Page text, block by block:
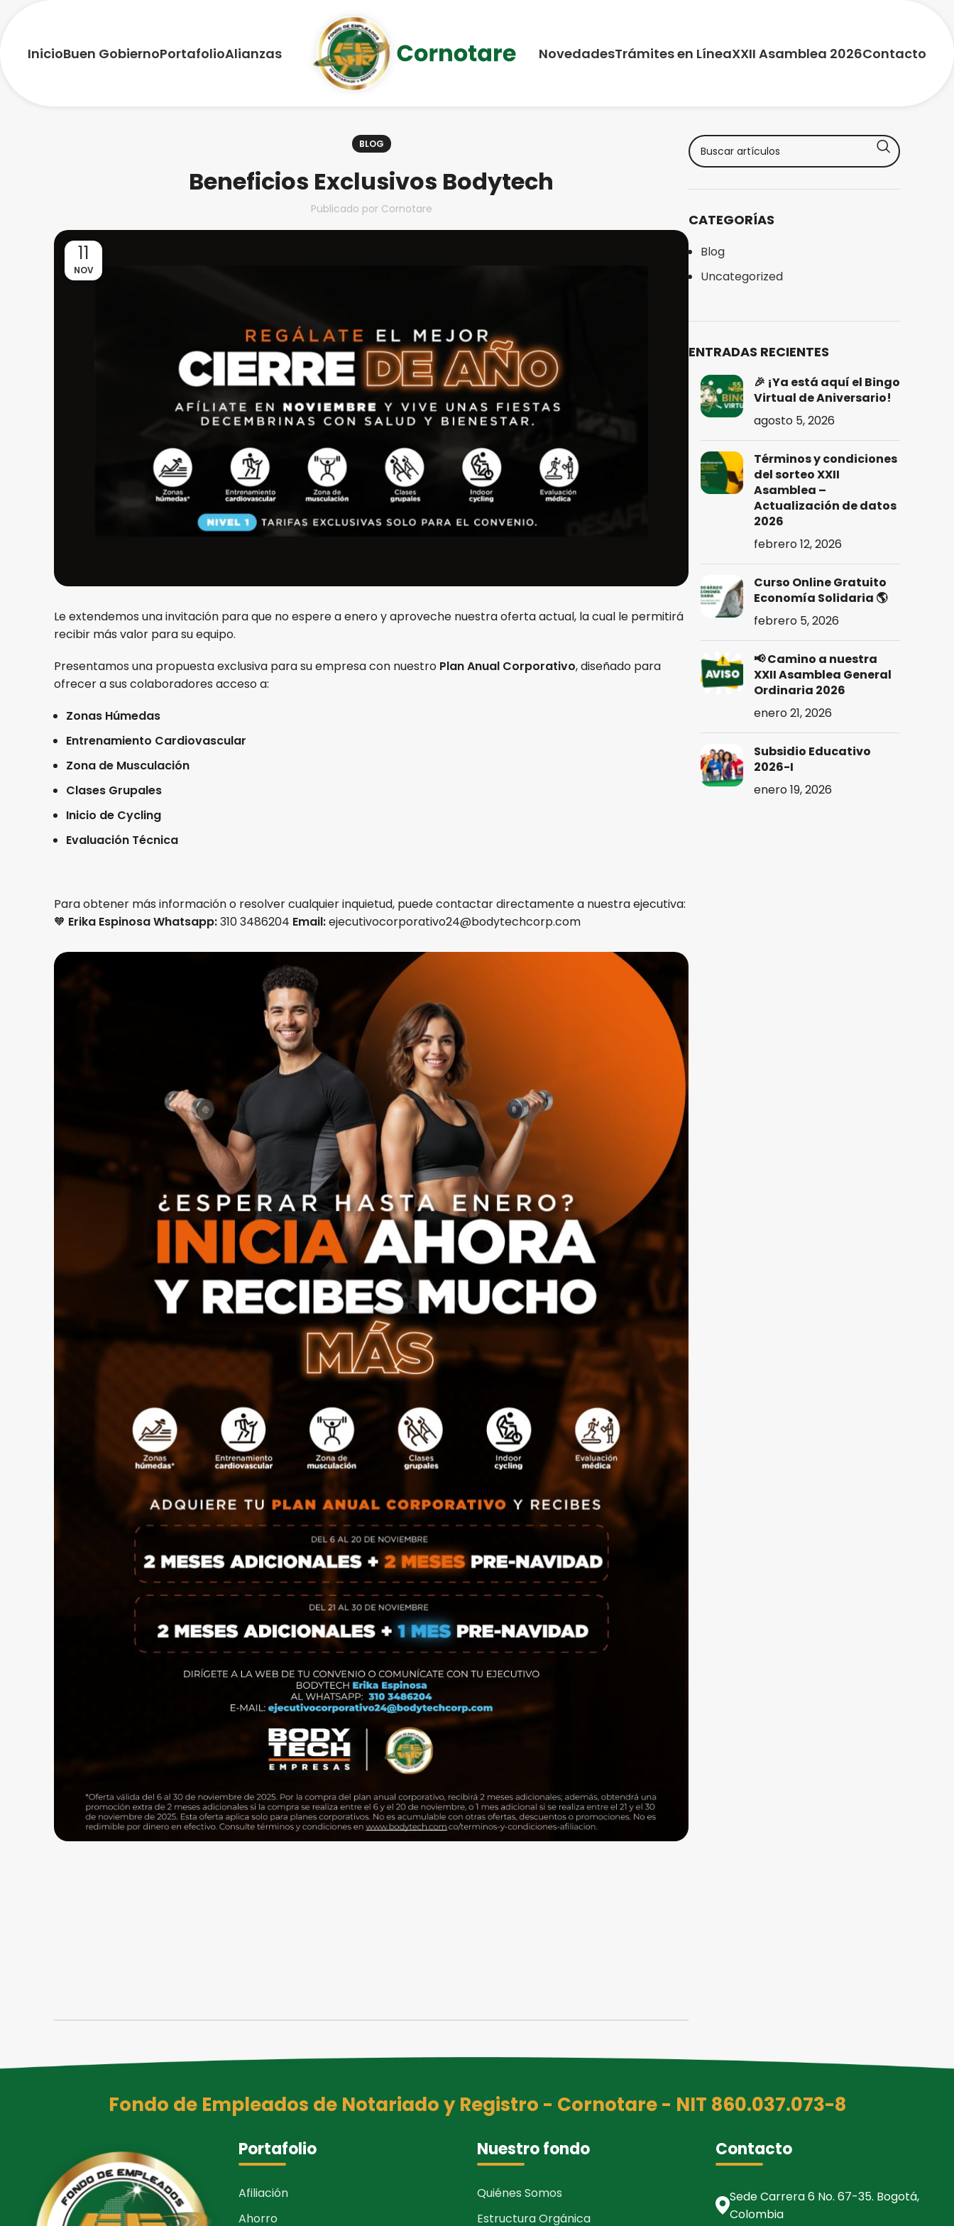
InicioBuen GobiernoPortafolioAlianzas NovedadesTrámites en LíneaXXII Asamblea 2026Contacto
BLOG
Beneficios Exclusivos Bodytech
Publicado por Cornotare
11
NOV
Le extendemos una invitación para que no espere a enero y aproveche nuestra oferta actual, la cual le permitirá
recibir más valor para su equipo.
Presentamos una propuesta exclusiva para su empresa con nuestro Plan Anual Corporativo, diseñado para
ofrecer a sus colaboradores acceso a:
Zonas Húmedas
Entrenamiento Cardiovascular
Zona de Musculación
Clases Grupales
Inicio de Cycling
Evaluación Técnica
Para obtener más información o resolver cualquier inquietud, puede contactar directamente a nuestra ejecutiva:
🧡 Erika EspinosaWhatsapp:310 3486204 Email:ejecutivocorporativo24@bodytechcorp.com
CATEGORÍAS
Blog
Uncategorized
ENTRADAS RECIENTES
🎉 ¡Ya está aquí el Bingo
Virtual de Aniversario!
agosto 5, 2026
Términos y condiciones
del sorteo XXII
Asamblea –
Actualización de datos
2026
febrero 12, 2026
Curso Online Gratuito
Economía Solidaria 🌎
febrero 5, 2026
📢 Camino a nuestra
XXII Asamblea General
Ordinaria 2026
enero 21, 2026
Subsidio Educativo
2026-I
enero 19, 2026
Fondo de Empleados de Notariado y Registro - Cornotare - NIT 860.037.073-8
Portafolio
Afiliación
Ahorro
Nuestro fondo
Quiénes Somos
Estructura Orgánica
Contacto
Sede Carrera 6 No. 67-35. Bogotá,
Colombia